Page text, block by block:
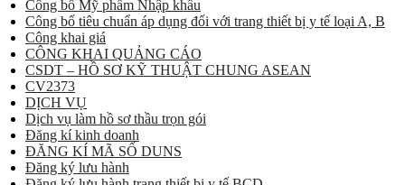
Công bố Mỹ phẩm Nhập khẩu
Công bố tiêu chuẩn áp dụng đối với trang thiết bị y tế loại A, B
Công khai giá
CÔNG KHAI QUẢNG CÁO
CSDT – HỒ SƠ KỸ THUẬT CHUNG ASEAN
CV2373
DỊCH VỤ
Dịch vụ làm hồ sơ thầu trọn gói
Đăng kí kinh doanh
ĐĂNG KÍ MÃ SỐ DUNS
Đăng ký lưu hành